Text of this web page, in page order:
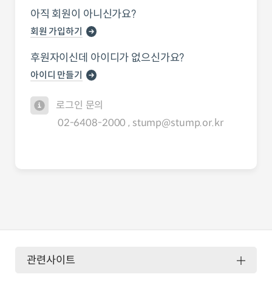
아직 회원이 아니신가요?
회원 가입하기
후원자이신데 아이디가 없으신가요?
아이디 만들기
로그인 문의
02-6408-2000 , stump@stump.or.kr
관련사이트